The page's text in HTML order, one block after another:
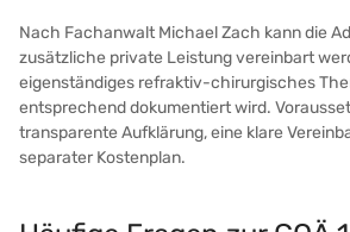
Nach Fachanwalt Michael Zach kann die
zusätzliche private Leistung vereinbart
eigenständiges refraktiv-chirurgisches
entsprechend dokumentiert wird.
transparente Aufklärung, eine klare
separater Kostenplan.